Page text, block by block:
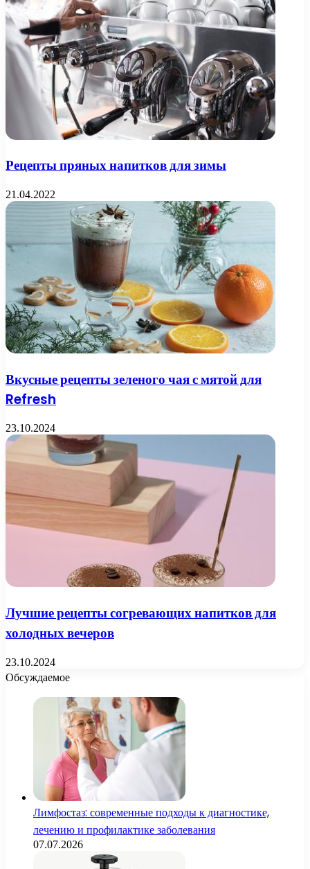
Рецепты пряных напитков для зимы
21.04.2022
Вкусные рецепты зеленого чая с мятой для
Refresh
23.10.2024
Лучшие рецепты согревающих напитков для
холодных вечеров
23.10.2024
Обсуждаемое
Лимфостаз: современные подходы к диагностике,
лечению и профилактике заболевания
07.07.2026